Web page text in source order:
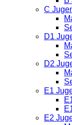
C
D1
D2
E1
E2